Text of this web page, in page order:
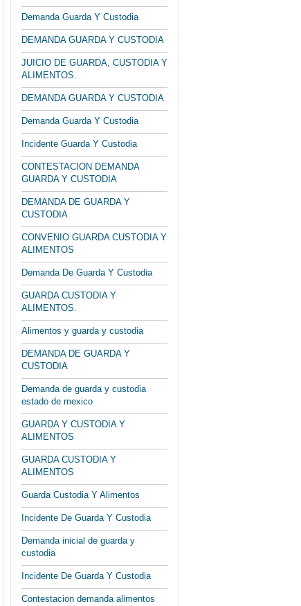
Demanda Guarda Y Custodia
DEMANDA GUARDA Y CUSTODIA
JUICIO DE GUARDA, CUSTODIA Y
ALIMENTOS.
DEMANDA GUARDA Y CUSTODIA
Demanda Guarda Y Custodia
Incidente Guarda Y Custodia
CONTESTACION DEMANDA
GUARDA Y CUSTODIA
DEMANDA DE GUARDA Y
CUSTODIA
CONVENIO GUARDA CUSTODIA Y
ALIMENTOS
Demanda De Guarda Y Custodia
GUARDA CUSTODIA Y
ALIMENTOS.
Alimentos y guarda y custodia
DEMANDA DE GUARDA Y
CUSTODIA
Demanda de guarda y custodia
estado de mexico
GUARDA Y CUSTODIA Y
ALIMENTOS
GUARDA CUSTODIA Y
ALIMENTOS
Guarda Custodia Y Alimentos
Incidente De Guarda Y Custodia
Demanda inicial de guarda y
custodia
Incidente De Guarda Y Custodia
Contestacion demanda alimentos